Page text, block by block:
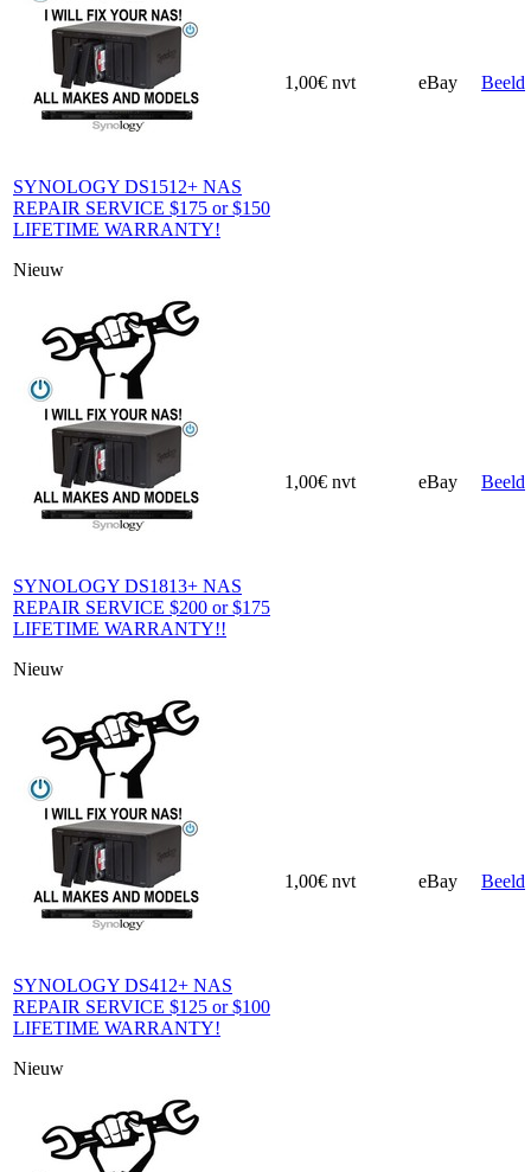
SYNOLOGY DS1512+ NAS
REPAIR SERVICE $175 or $150
LIFETIME WARRANTY!
Nieuw
1,00€ nvt eBay Beeld
SYNOLOGY DS1813+ NAS
REPAIR SERVICE $200 or $175
LIFETIME WARRANTY!!
Nieuw
1,00€ nvt eBay Beeld
SYNOLOGY DS412+ NAS
REPAIR SERVICE $125 or $100
LIFETIME WARRANTY!
Nieuw
1,00€ nvt eBay Beeld